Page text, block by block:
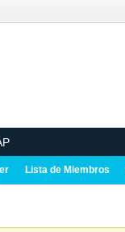
Lista de Miembros